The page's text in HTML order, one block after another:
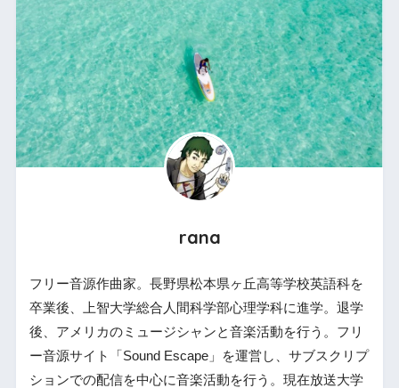
rana
フリー音源作曲家。長野県松本県ヶ丘高等学校英語科を
卒業後、上智大学総合人間科学部心理学科に進学。退学
後、アメリカのミュージシャンと音楽活動を行う。フリ
ー音源サイト「Sound Escape」を運営し、サブスクリプ
ションでの配信を中心に音楽活動を行う。現在放送大学